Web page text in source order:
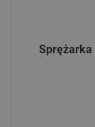
Sprężarka